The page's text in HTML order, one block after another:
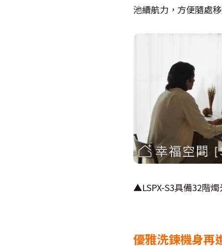
池續航力，方便隨處
▲LSPX-S3具備32階
優雅洗鍊機身再